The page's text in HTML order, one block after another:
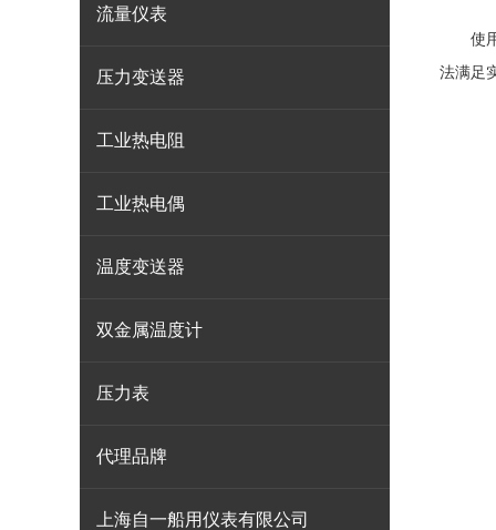
流量仪表
压力变送器
工业热电阻
工业热电偶
温度变送器
双金属温度计
压力表
代理品牌
上海自一船用仪表有限公司
使用
法满足